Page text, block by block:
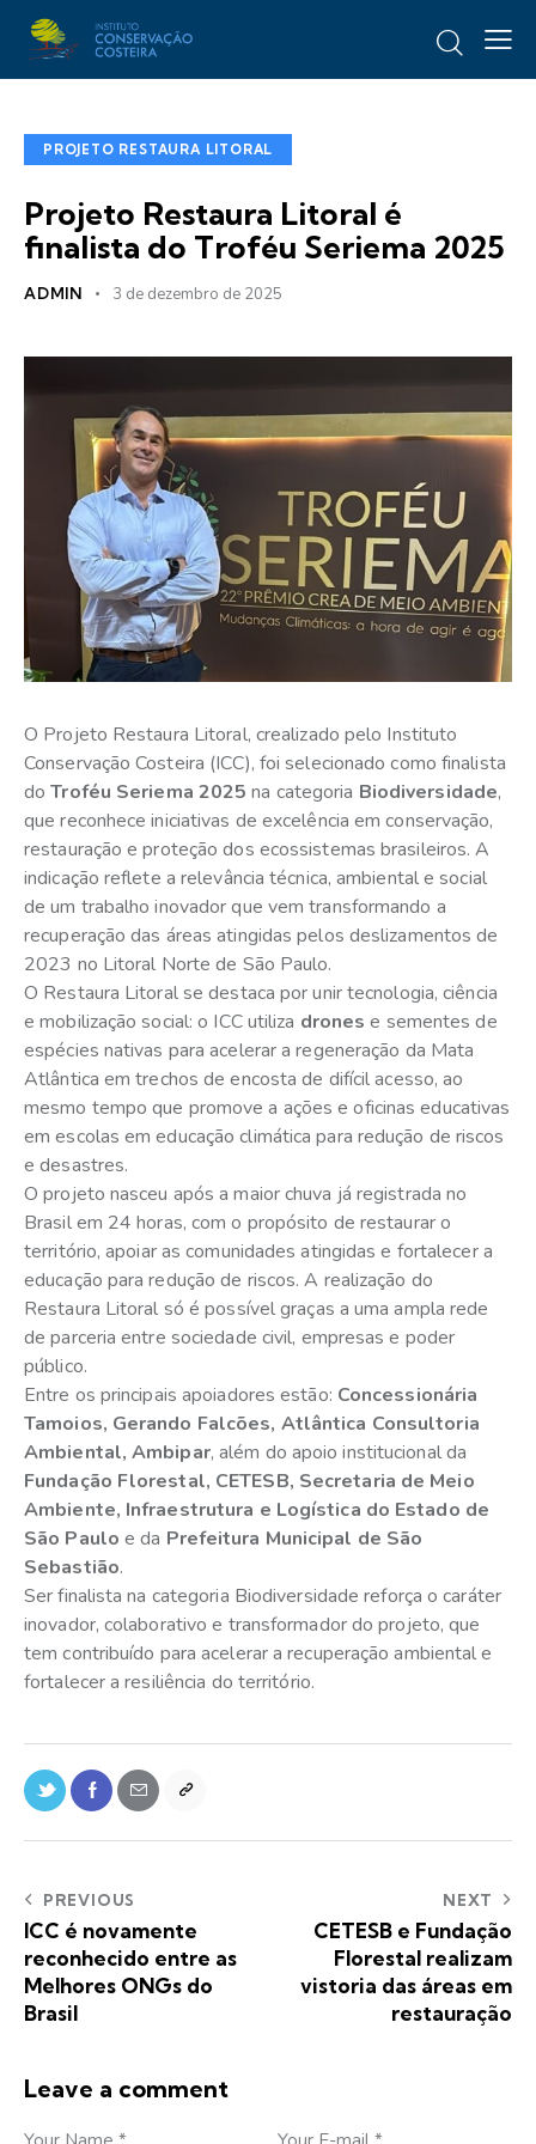
PROJETO RESTAURA LITORAL
Projeto Restaura Litoral é
finalista do Troféu Seriema 2025
ADMIN 3 de dezembro de 2025
O Projeto Restaura Litoral, crealizado pelo Instituto
Conservação Costeira (ICC), foi selecionado como finalista
doTroféu Seriema 2025 na categoria Biodiversidade,
que reconhece iniciativas de excelência em conservação,
restauração e proteção dos ecossistemas brasileiros. A
indicação reflete a relevância técnica, ambiental e social
de um trabalho inovador que vem transformando a
recuperação das áreas atingidas pelos deslizamentos de
2023 no Litoral Norte de São Paulo.
O Restaura Litoral se destaca por unir tecnologia, ciência
e mobilização social: o ICC utiliza dronese sementes de
espécies nativas para acelerar a regeneração da Mata
Atlântica em trechos de encosta de difícil acesso, ao
mesmo tempo que promove a ações e oficinas educativas
em escolas em educação climática para redução de riscos
e desastres.
O projeto nasceu após a maior chuva já registrada no
Brasil em 24 horas, com o propósito de restaurar o
território, apoiar as comunidades atingidas e fortalecer a
educação para redução de riscos. A realização do
Restaura Litoral só é possível graças a uma ampla rede
de parceria entre sociedade civil, empresas e poder
público.
Entre os principais apoiadores estão: Concessionária
Tamoios, Gerando Falcões, Atlântica Consultoria
Ambiental, Ambipar, além do apoio institucional da
Fundação Florestal, CETESB, Secretaria de Meio
Ambiente, Infraestrutura e Logística do Estado de
São Paulo e da Prefeitura Municipal de São
Sebastião.
Ser finalista na categoria Biodiversidade reforça o caráter
inovador, colaborativo e transformador do projeto, que
tem contribuído para acelerar a recuperação ambiental e
fortalecer a resiliência do território.
PREVIOUS
ICC é novamente
reconhecido entre as
Melhores ONGs do
Brasil
NEXT
CETESB e Fundação
Florestal realizam
vistoria das áreas em
restauração
Leave a comment